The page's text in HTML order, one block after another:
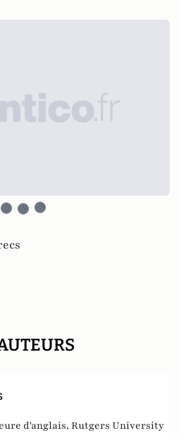
d'anglais, Rutgers University